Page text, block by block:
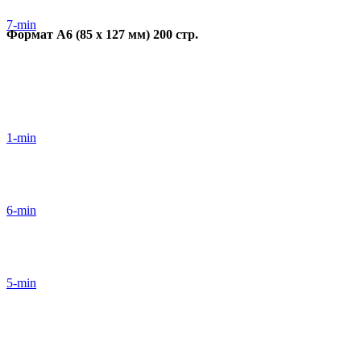
7-min
Формат А6 (85 х 127 мм) 200 стр.
1-min
6-min
5-min